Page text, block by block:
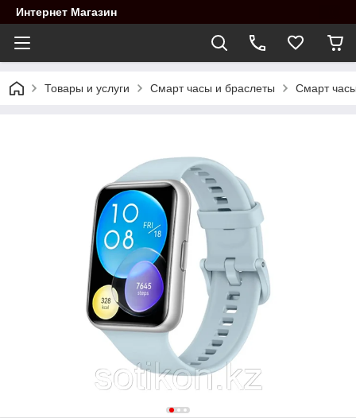
Интернет Магазин
Товары и услуги Смарт часы и браслеты Смарт